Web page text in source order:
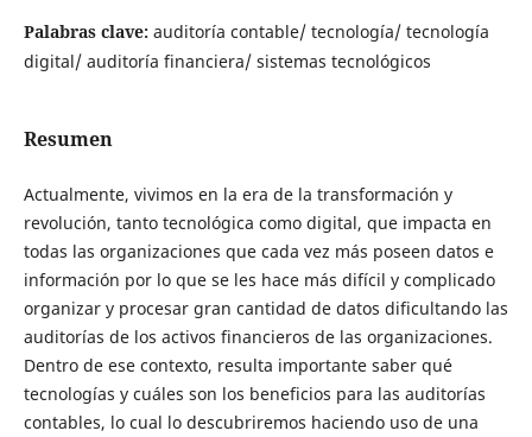
Palabras clave: auditoría contable/ tecnología/ tecnología
digital/ auditoría financiera/ sistemas tecnológicos
Resumen
Actualmente, vivimos en la era de la transformación y
revolución, tanto tecnológica como digital, que impacta en
todas las organizaciones que cada vez más poseen datos e
información por lo que se les hace más difícil y complicado
organizar y procesar gran cantidad de datos dificultando las
auditorías de los activos financieros de las organizaciones.
Dentro de ese contexto, resulta importante saber qué
tecnologías y cuáles son los beneficios para las auditorías
contables, lo cual lo descubriremos haciendo uso de una